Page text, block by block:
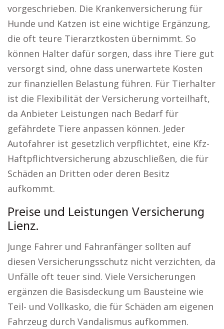
vorgeschrieben. Die Krankenversicherung für
Hunde und Katzen ist eine wichtige Ergänzung,
die oft teure Tierarztkosten übernimmt. So
können Halter dafür sorgen, dass ihre Tiere gut
versorgt sind, ohne dass unerwartete Kosten
zur finanziellen Belastung führen. Für Tierhalter
ist die Flexibilität der Versicherung vorteilhaft,
da Anbieter Leistungen nach Bedarf für
gefährdete Tiere anpassen können. Jeder
Autofahrer ist gesetzlich verpflichtet, eine Kfz-
Haftpflichtversicherung abzuschließen, die für
Schäden an Dritten oder deren Besitz
aufkommt.
Preise und Leistungen Versicherung
Lienz.
Junge Fahrer und Fahranfänger sollten auf
diesen Versicherungsschutz nicht verzichten, da
Unfälle oft teuer sind. Viele Versicherungen
ergänzen die Basisdeckung um Bausteine wie
Teil- und Vollkasko, die für Schäden am eigenen
Fahrzeug durch Vandalismus aufkommen.